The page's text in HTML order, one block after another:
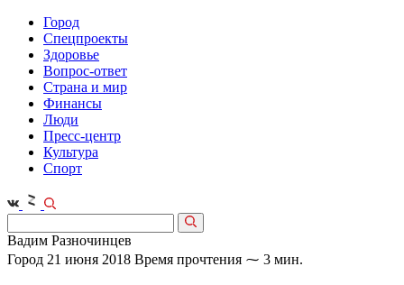
Город
Спецпроекты
Здоровье
Вопрос-ответ
Страна и мир
Финансы
Люди
Пресс-центр
Культура
Спорт
Вадим Разночинцев
Город 21 июня 2018 Время прочтения ⁓ 3 мин.